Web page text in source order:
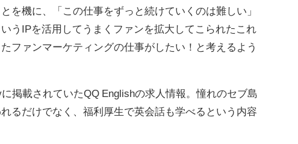
を機に、「この仕事をずっと続けていくのは難しい」
うIPを活用してうまくファンを拡大してこられたこれ
ファンマーケティングの仕事がしたい！と考えるよう
掲載されていたQQ Englishの求人情報。憧れのセブ島
るだけでなく、福利厚生で英会話も学べるという内容